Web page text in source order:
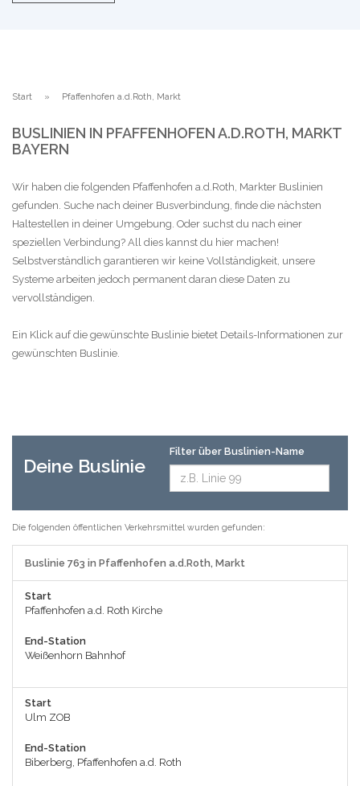
Start Pfaffenhofen a.d.Roth, Markt
BUSLINIEN IN PFAFFENHOFEN A.D.ROTH, MARKT
BAYERN
Wir haben die folgenden Pfaffenhofen a.d.Roth, Markter Buslinien
gefunden. Suche nach deiner Busverbindung, finde die nächsten
Haltestellen in deiner Umgebung. Oder suchst du nach einer
speziellen Verbindung? All dies kannst du hier machen!
Selbstverständlich garantieren wir keine Vollständigkeit, unsere
Systeme arbeiten jedoch permanent daran diese Daten zu
vervollständigen.
Ein Klick auf die gewünschte Buslinie bietet Details-Informationen zur
gewünschten Buslinie.
Deine Buslinie
Filter über Buslinien-Name
Die folgenden öffentlichen Verkehrsmittel wurden gefunden:
Buslinie 763 in Pfaffenhofen a.d.Roth, Markt
Start
Pfaffenhofen a.d. Roth Kirche
End-Station
Weißenhorn Bahnhof
Start
Ulm ZOB
End-Station
Biberberg, Pfaffenhofen a.d. Roth